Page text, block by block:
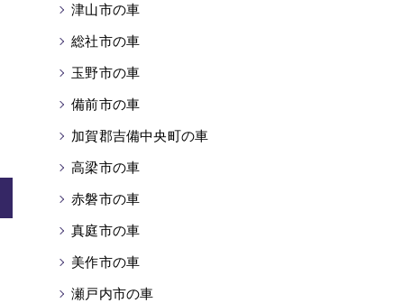
津山市の車
総社市の車
玉野市の車
備前市の車
加賀郡吉備中央町の車
高梁市の車
赤磐市の車
真庭市の車
美作市の車
瀬戸内市の車